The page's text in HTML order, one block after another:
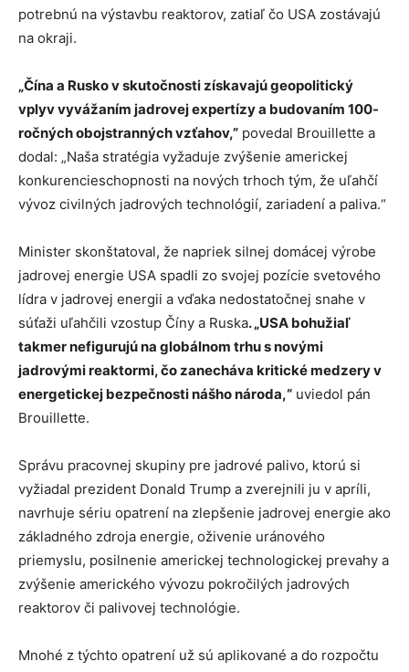
potrebnú na výstavbu reaktorov, zatiaľ čo USA zostávajú
na okraji.
„Čína a Rusko v skutočnosti získavajú geopolitický
vplyv vyvážaním jadrovej expertízy a budovaním 100-
ročných obojstranných vzťahov,” povedal Brouillette a
dodal: „Naša stratégia vyžaduje zvýšenie americkej
konkurencieschopnosti na nových trhoch tým, že uľahčí
vývoz civilných jadrových technológií, zariadení a paliva.“
Minister skonštatoval, že napriek silnej domácej výrobe
jadrovej energie USA spadli zo svojej pozície svetového
lídra v jadrovej energii a vďaka nedostatočnej snahe v
súťaži uľahčili vzostup Číny a Ruska. „USA bohužiaľ
takmer nefigurujú na globálnom trhu s novými
jadrovými reaktormi, čo zanecháva kritické medzery v
energetickej bezpečnosti nášho národa,“ uviedol pán
Brouillette.
Správu pracovnej skupiny pre jadrové palivo, ktorú si
vyžiadal prezident Donald Trump a zverejnili ju v apríli,
navrhuje sériu opatrení na zlepšenie jadrovej energie ako
základného zdroja energie, oživenie uránového
priemyslu, posilnenie americkej technologickej prevahy a
zvýšenie amerického vývozu pokročilých jadrových
reaktorov či palivovej technológie.
Mnohé z týchto opatrení už sú aplikované a do rozpočtu